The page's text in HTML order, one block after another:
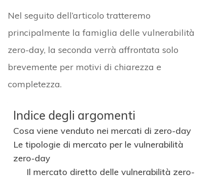
Nel seguito dell’articolo tratteremo
principalmente la famiglia delle vulnerabilità
zero-day, la seconda verrà affrontata solo
brevemente per motivi di chiarezza e
completezza.
Indice degli argomenti
Cosa viene venduto nei mercati di zero-day
Le tipologie di mercato per le vulnerabilità
zero-day
Il mercato diretto delle vulnerabilità zero-